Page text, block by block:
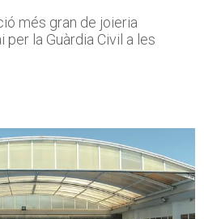
més gran de joieria
la Guàrdia Civil a les